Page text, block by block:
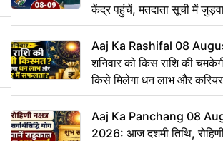
केंद्र पहुंचें, मतदाता सूची में
Aaj Ka Rashifal 08
शनिवार को किस राशि की
किसे मिलेगा धन लाभ और
Aaj Ka Panchang 08
2026: आज दशमी तिथि,